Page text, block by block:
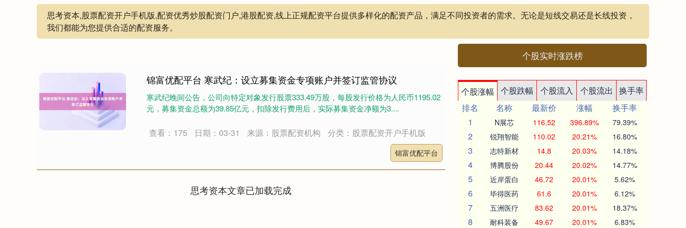
思考资本,股票配资开户手机版,配资优秀炒股配资门户,港股配资,线上正规配资平台提供多样化的配资产品，满足不同投资者的需求。无论是短线交易还是长线投资，
我们都能为您提供合适的配资服务。
锦富优配平台 寒武纪：设立募集资金专项账户并签订监管协议
寒武纪晚间公告，公司向特定对象发行股票333.49万股，每股发行价格为人民币1195.02
元，募集资金总额为39.85亿元，扣除发行费用后，实际募集资金净额为3....
查看：175 日期：03-31 来源：股票配资机构 分类：股票配资开户手机版
锦富优配平台
思考资本文章已加载完成
个股实时涨跌榜
个股涨幅 个股跌幅 个股流入 个股流出
换手率
排名
名称 最新价 涨幅
换手率
1
N展芯 116.52 396.89% 79.39%
2 锐翔智能 110.02 20.21% 16.80%
3 志特新材 14.8 20.03% 14.18%
4 博腾股份 20.44 20.02% 14.77%
5 近岸蛋白 46.72 20.01% 5.62%
6 毕得医药 61.6 20.01% 6.12%
7 五洲医疗 83.62 20.01% 18.37%
8 耐科装备 49.67 20.01% 6.83%